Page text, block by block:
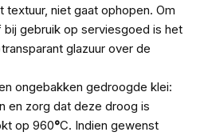
textuur, niet gaat ophopen. Om
gebruik op serviesgoed is het
glazuur over de
ongebakken gedroogde klei:
en zorg dat deze droog is
op 960°C. Indien gewenst